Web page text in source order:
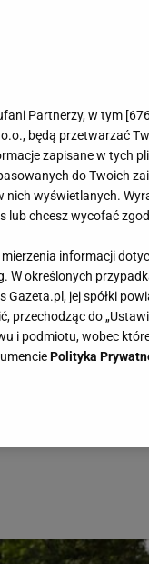
Partnerzy, w tym [
będą przetwarzać
zapisane w tych
do Twoich
wyświetlanych.
lub chcesz wycofać
informacji
W określonych
jej spółki
przechodząc do
i podmiotu, wobec
Polityka
plików cookie
urządzenia